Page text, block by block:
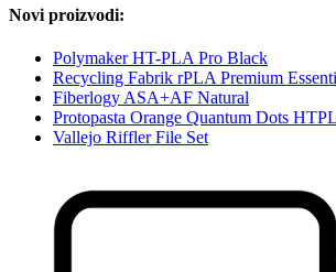
Novi proizvodi:
Polymaker HT-PLA Pro Black
Recycling Fabrik rPLA Premium
Fiberlogy ASA+AF Natural
Protopasta Orange Quantum Dots
Vallejo Riffler File Set